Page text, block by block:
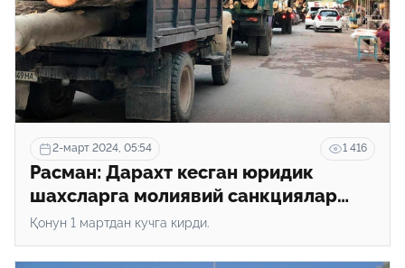
2-март 2024, 05:54 1 416
Расман: Дарахт кесган юридик
шахсларга молиявий санкциялар
қўлланилади
Қонун 1 мартдан кучга кирди.